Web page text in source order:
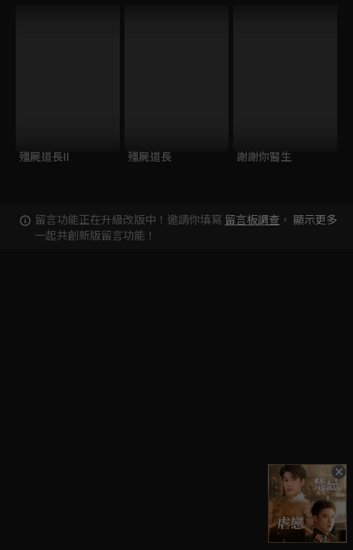
殭屍道長II 殭屍道長 謝謝你醫生
留言功能正在升級改版中！邀請你填寫 留言板調查 ，
一起共創新版留言功能！
顯示更多